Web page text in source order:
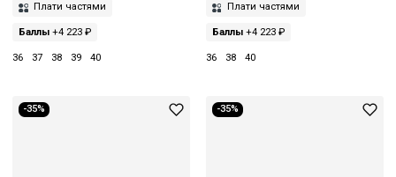
Плати частями
Баллы +4 223 ₽
36 37 38 39 40
Плати частями
Баллы+4 223 ₽
36 38 40
-35% -35%